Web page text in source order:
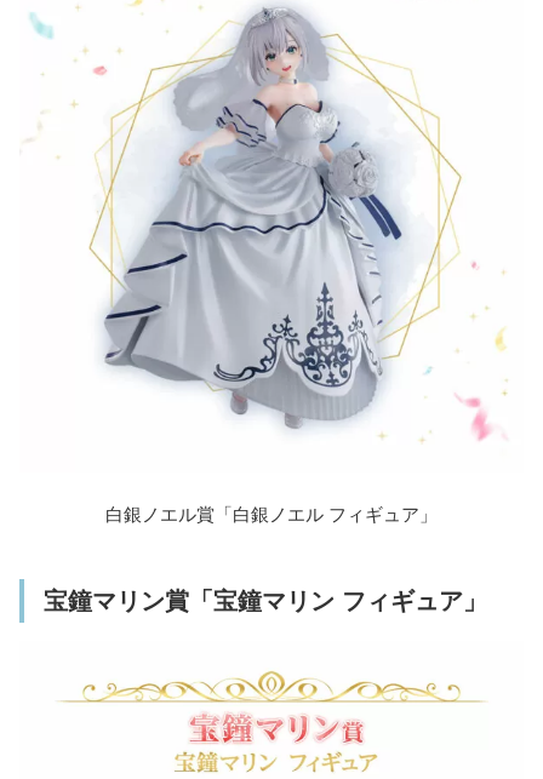
ローソンほか取り扱い店舗
白銀ノエル賞「白銀ノエル フィギュア」
宝鐘マリン賞「宝鐘マリン フィギュア」